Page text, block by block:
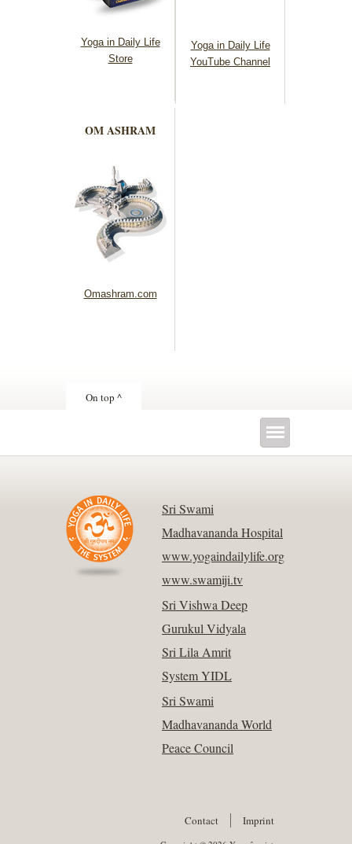
Yoga in Daily Life
Store
Yoga in Daily Life
YouTube Channel
OM ASHRAM
Omashram.com
On top ^
Sri Swami
Madhavananda Hospital
www.yogaindailylife.org
www.swamiji.tv
Sri Vishwa Deep
Gurukul Vidyala
Sri Lila Amrit
System YIDL
Sri Swami
Madhavananda World
Peace Council
Contact Imprint